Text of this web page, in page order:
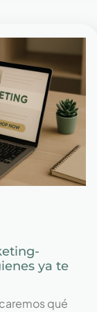
ya te
qué